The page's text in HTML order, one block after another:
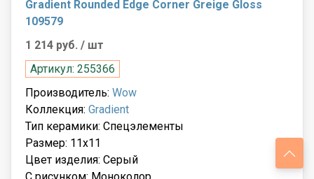
Gradient Rounded Edge Corner Greige Gloss
109579
1 214 руб. / шт
Артикул: 255366
Производитель: Wow
Коллекция: Gradient
Тип керамики: Спецэлементы
Размер: 11x11
Цвет изделия: Серый